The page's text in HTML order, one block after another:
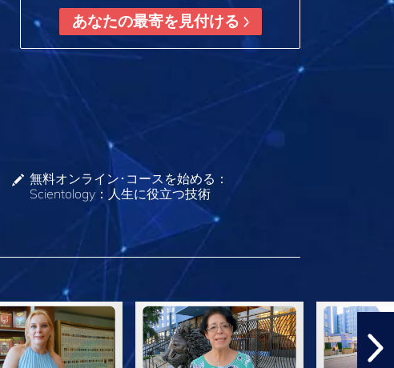
あなたの最寄を見付ける
無料オンライン･コースを始める：
Scientology：人生に役立つ技術